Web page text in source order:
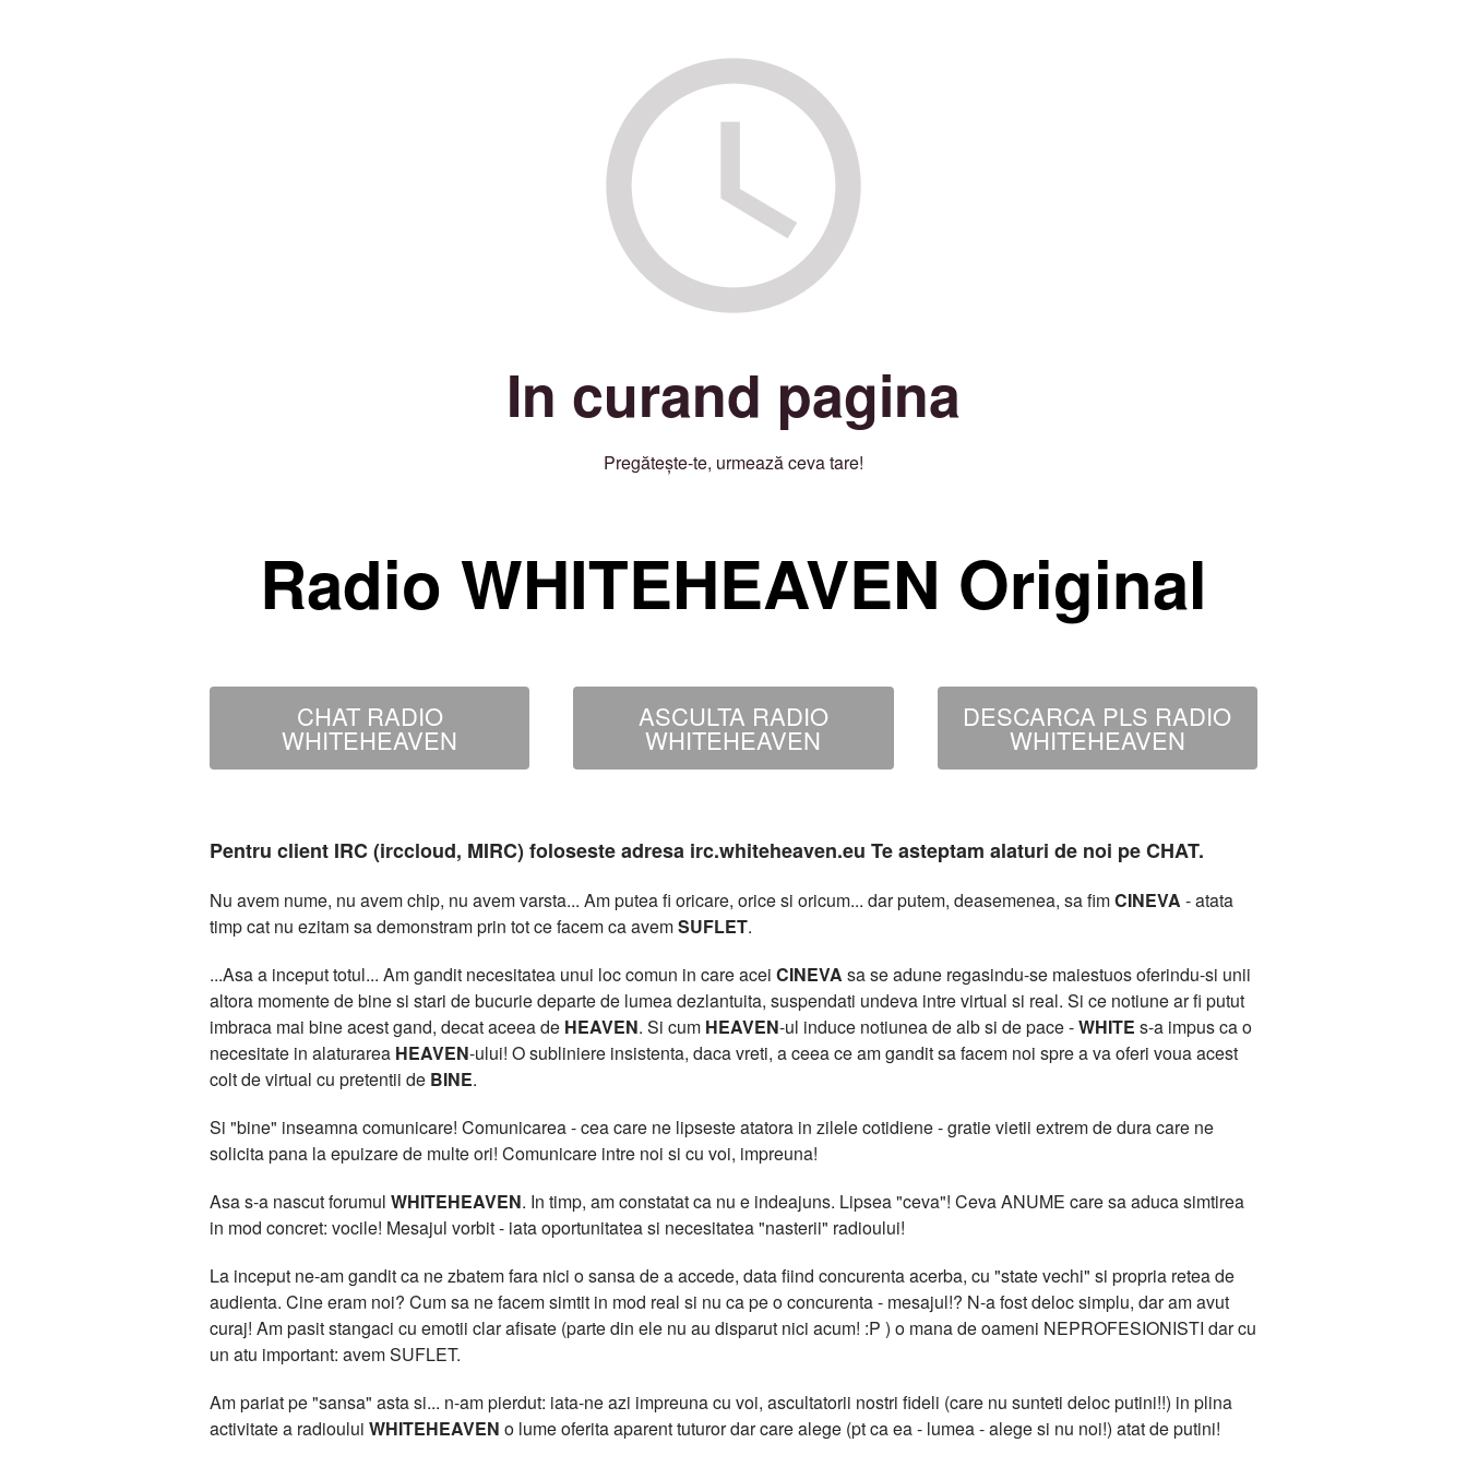
In curand pagina
Pregătește-te, urmează ceva tare!
Radio WHITEHEAVEN Original
CHAT RADIO
WHITEHEAVEN
ASCULTA RADIO
WHITEHEAVEN
DESCARCA PLS RADIO
WHITEHEAVEN
Pentru client IRC (irccloud, MIRC) foloseste adresa irc.whiteheaven.eu Te asteptam alaturi de noi pe CHAT.
Nu avem nume, nu avem chip, nu avem varsta... Am putea fi oricare, orice si oricum... dar putem, deasemenea, sa fimCINEVA - atata
timp cat nu ezitam sa demonstram prin tot ce facem ca avemSUFLET.
...Asa a inceput totul... Am gandit necesitatea unui loc comun in care acei CINEVA sa se adune regasindu-se maiestuos oferindu-si unii
altora momente de bine si stari de bucurie departe de lumea dezlantuita, suspendati undeva intre virtual si real. Si ce notiune ar fi putut
imbraca mai bine acest gand, decat aceea de HEAVEN. Si cum HEAVEN-ul induce notiunea de alb si de pace -WHITE s-a impus ca o
necesitate in alaturarea HEAVEN-ului! O subliniere insistenta, daca vreti, a ceea ce am gandit sa facem noi spre a va oferi voua acest
colt de virtual cu pretentii de BINE.
Si "bine" inseamna comunicare! Comunicarea - cea care ne lipseste atatora in zilele cotidiene - gratie vietii extrem de dura care ne
solicita pana la epuizare de multe ori! Comunicare intre noi si cu voi, impreuna!
Asa s-a nascut forumul WHITEHEAVEN. In timp, am constatat ca nu e indeajuns. Lipsea "ceva"! Ceva ANUME care sa aduca simtirea
in mod concret: vocile! Mesajul vorbit - iata oportunitatea si necesitatea "nasterii" radioului!
La inceput ne-am gandit ca ne zbatem fara nici o sansa de a accede, data fiind concurenta acerba, cu "state vechi" si propria retea de
audienta. Cine eram noi? Cum sa ne facem simtit in mod real si nu ca pe o concurenta - mesajul!? N-a fost deloc simplu, dar am avut
curaj! Am pasit stangaci cu emotii clar afisate (parte din ele nu au disparut nici acum! :P ) o mana de oameni NEPROFESIONISTI dar cu
un atu important: avem SUFLET.
Am pariat pe "sansa" asta si... n-am pierdut: iata-ne azi impreuna cu voi, ascultatorii nostri fideli (care nu sunteti deloc putini!!) in plina
activitate a radioului WHITEHEAVEN o lume oferita aparent tuturor dar care alege (pt ca ea - lumea - alege si nu noi!) atat de putini!